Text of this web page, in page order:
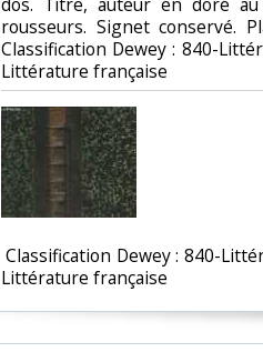
rousseurs. Signet conservé.
Classification Dewey : 840-
Littérature française‎
Classification Dewey : 840-
Littérature française‎